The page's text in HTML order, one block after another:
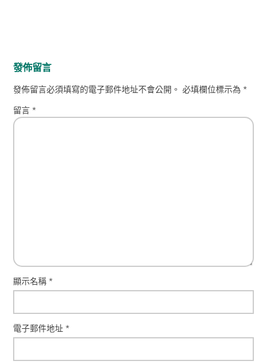
發佈留言
發佈留言必須填寫的電子郵件地址不會公開。 必填欄位標示為*
留言*
顯示名稱*
電子郵件地址*